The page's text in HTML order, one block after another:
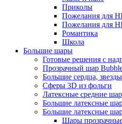
Приколы
Пожелания для
Пожелания для
Романтика
Школа
Большие шары
Готовые решения с
Прозрачный шар
Большие сердца,
Сферы 3D из фольги
Латексные средние
Большие латексные
Большие латексные
Шары